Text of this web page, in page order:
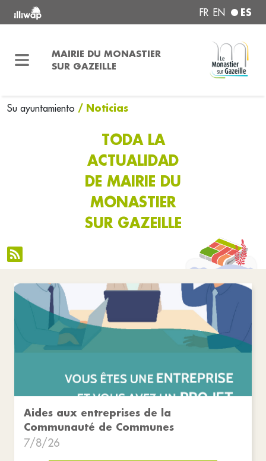
FR EN ES
MAIRIE DU MONASTIER
SUR GAZEILLE
Su ayuntamiento / Noticias
TODA LA
ACTUALIDAD
DE MAIRIE DU
MONASTIER
SUR GAZEILLE
Aides aux entreprises de la
Communauté de Communes
7/8/26